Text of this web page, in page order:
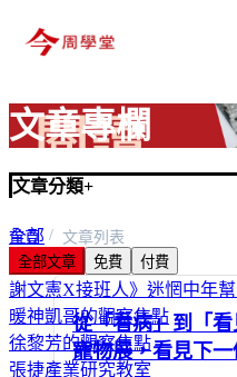
文章專欄
文章分類+
全部
富玩家
謝文憲X接班人》迷惘中年
暖神凱哥的觀察焦點
徐黎芳的觀察焦點
張捷產業研究教室
首頁
文章列表
全部文章
免費 付費
從「看病」到「
寵物展，看見下